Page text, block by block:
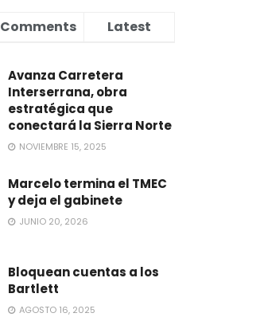
Comments Latest
Avanza Carretera
Interserrana, obra
estratégica que
conectará la Sierra Norte
NOVIEMBRE 15, 2025
Marcelo termina el TMEC
y deja el gabinete
JUNIO 20, 2026
Bloquean cuentas a los
Bartlett
AGOSTO 16, 2025